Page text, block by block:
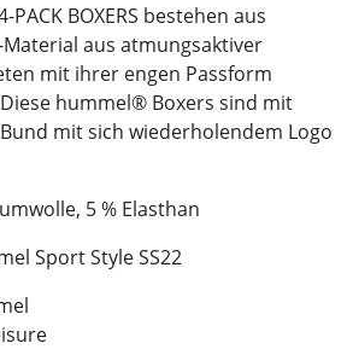
PACK BOXERS bestehen aus
aus atmungsaktiver
mit ihrer engen Passform
hummel® Boxers sind mit
mit sich wiederholendem Logo
5 % Elasthan
Sport Style SS22